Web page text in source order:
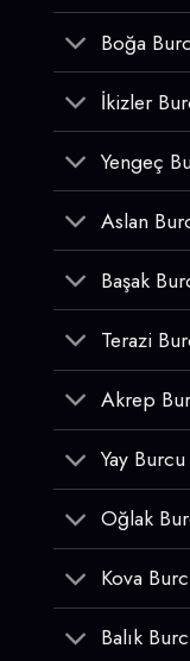
Boğa
İkizler
Yengeç
Aslan
Başak
Terazi
Akrep
Yay
Oğlak
Kova
Balık